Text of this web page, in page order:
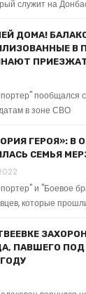
служит на
ДОМА!
В
пообщался
в зоне СВО
ГЕРОЯ»: В
СЕМЬЯ
и "Боевое
которые
ПАВШЕГО